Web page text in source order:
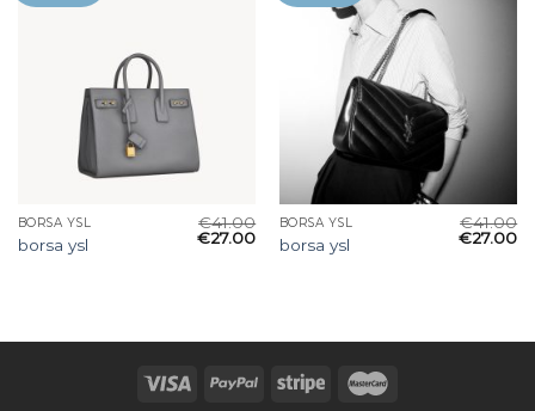
BORSA YSL
borsa ysl
€41.00
€27.00
BORSA YSL
borsa ysl
€41.00
€27.00